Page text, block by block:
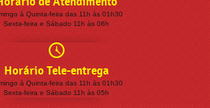
à Quinta-feira das 11h às 01h30
Sexta-feira e Sábado 11h às 06h
Horário Tele-entrega
à Quinta-feira das 11h às 01h30
Sexta-feira e Sábado 11h às 05h